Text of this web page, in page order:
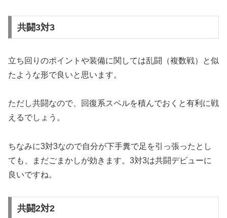
共闘3対3
立ち回りのポイントや装備に関しては乱闘（複数戦）と似
たような形で良いと思います。
ただし共闘なので、回復系スペルを積んでおくと有利に戦
えるでしょう。
ちなみに3対3なので自分が下手糞で足を引っ張ったとし
ても、まだごまかしが効きます。3対3は共闘デビューに
良いですね。
共闘2対2